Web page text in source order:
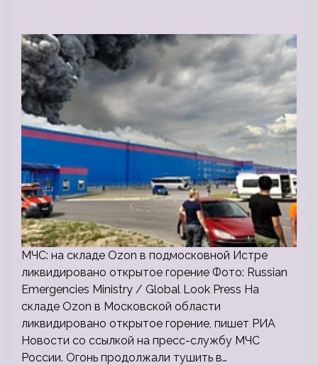
МЧС: на складе Ozon в подмосковной Истре
ликвидировано открытое горение Фото: Russian
Emergencies Ministry / Global Look Press На
складе Ozon в Московской области
ликвидировано открытое горение, пишет РИА
Новости со ссылкой на пресс-службу МЧС
России. Огонь продолжали тушить в…